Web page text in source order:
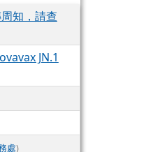
知，請查
JN.1
處)